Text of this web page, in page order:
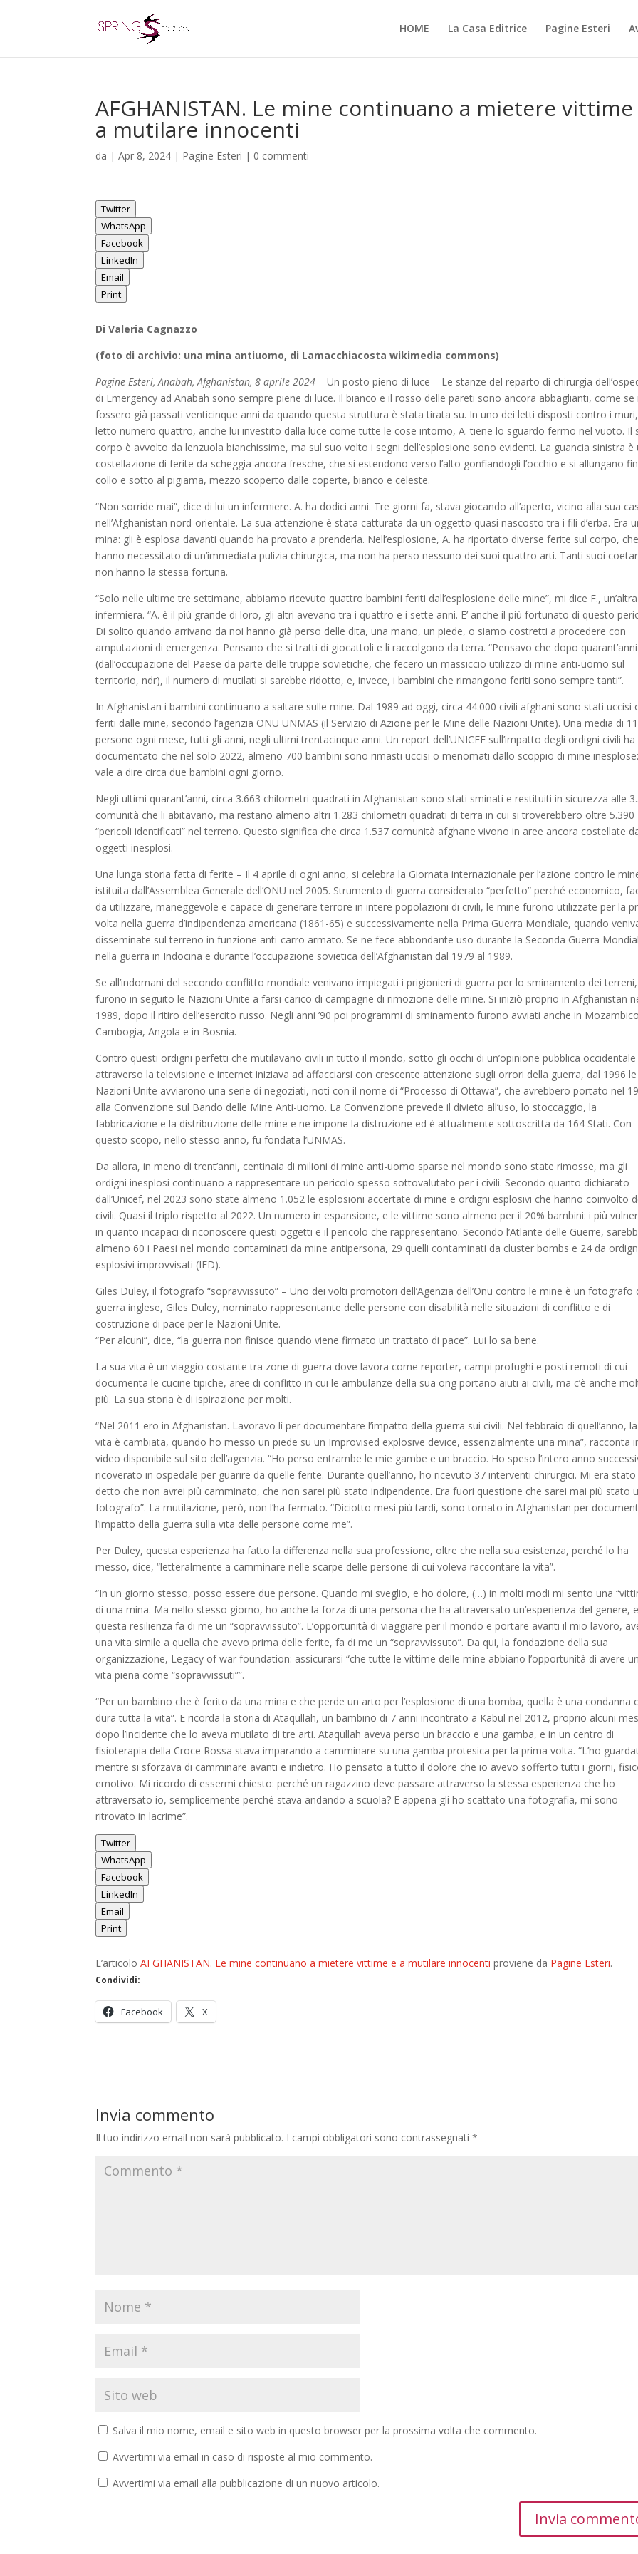
HOME La Casa Editrice Pagine Esteri
AFGHANISTAN. Le mine continuano a mietere vittime
a mutilare innocenti
da |Apr 8, 2024 | Pagine Esteri | 0 commenti
Twitter
WhatsApp
Facebook
LinkedIn
Email
Print
Di Valeria Cagnazzo
(foto di archivio: una mina antiuomo, di Lamacchiacosta wikimedia commons)
Pagine Esteri, Anabah, Afghanistan, 8 aprile 2024 – Un posto pieno di luce – Le stanze del reparto di chirurgia
di Emergency ad Anabah sono sempre piene di luce. Il bianco e il rosso delle pareti sono ancora abbaglianti, come se
fossero già passati venticinque anni da quando questa struttura è stata tirata su. In uno dei letti disposti contro i
letto numero quattro, anche lui investito dalla luce come tutte le cose intorno, A. tiene lo sguardo fermo nel vuoto. Il
corpo è avvolto da lenzuola bianchissime, ma sul suo volto i segni dell’esplosione sono evidenti. La guancia sinistra è
costellazione di ferite da scheggia ancora fresche, che si estendono verso l’alto gonfiandogli l’occhio e si allungano
collo e sotto al pigiama, mezzo scoperto dalle coperte, bianco e celeste.
“Non sorride mai”, dice di lui un infermiere. A. ha dodici anni. Tre giorni fa, stava giocando all’aperto, vicino alla sua
nell’Afghanistan nord-orientale. La sua attenzione è stata catturata da un oggetto quasi nascosto tra i fili d’erba. Era
mina: gli è esplosa davanti quando ha provato a prenderla. Nell’esplosione, A. ha riportato diverse ferite sul corpo, che
hanno necessitato di un’immediata pulizia chirurgica, ma non ha perso nessuno dei suoi quattro arti. Tanti suoi
non hanno la stessa fortuna.
“Solo nelle ultime tre settimane, abbiamo ricevuto quattro bambini feriti dall’esplosione delle mine”, mi dice F., un’altra
infermiera. “A. è il più grande di loro, gli altri avevano tra i quattro e i sette anni. E’ anche il più fortunato di questo
Di solito quando arrivano da noi hanno già perso delle dita, una mano, un piede, o siamo costretti a procedere con
amputazioni di emergenza. Pensano che si tratti di giocattoli e li raccolgono da terra. “Pensavo che dopo quarant’anni
(dall’occupazione del Paese da parte delle truppe sovietiche, che fecero un massiccio utilizzo di mine anti-uomo sul
territorio, ndr), il numero di mutilati si sarebbe ridotto, e, invece, i bambini che rimangono feriti sono sempre tanti”.
In Afghanistan i bambini continuano a saltare sulle mine. Dal 1989 ad oggi, circa 44.000 civili afghani sono stati uccisi
feriti dalle mine, secondo l’agenzia ONU UNMAS (il Servizio di Azione per le Mine delle Nazioni Unite). Una media di
persone ogni mese, tutti gli anni, negli ultimi trentacinque anni. Un report dell’UNICEF sull’impatto degli ordigni civili ha
documentato che nel solo 2022, almeno 700 bambini sono rimasti uccisi o menomati dallo scoppio di mine inesplose:
vale a dire circa due bambini ogni giorno.
Negli ultimi quarant’anni, circa 3.663 chilometri quadrati in Afghanistan sono stati sminati e restituiti in sicurezza alle
comunità che li abitavano, ma restano almeno altri 1.283 chilometri quadrati di terra in cui si troverebbero oltre 5.390
“pericoli identificati” nel terreno. Questo significa che circa 1.537 comunità afghane vivono in aree ancora costellate
oggetti inesplosi.
Una lunga storia fatta di ferite – Il 4 aprile di ogni anno, si celebra la Giornata internazionale per l’azione contro le
istituita dall’Assemblea Generale dell’ONU nel 2005. Strumento di guerra considerato “perfetto” perché economico,
da utilizzare, maneggevole e capace di generare terrore in intere popolazioni di civili, le mine furono utilizzate per la
volta nella guerra d’indipendenza americana (1861-65) e successivamente nella Prima Guerra Mondiale, quando
disseminate sul terreno in funzione anti-carro armato. Se ne fece abbondante uso durante la Seconda Guerra
nella guerra in Indocina e durante l’occupazione sovietica dell’Afghanistan dal 1979 al 1989.
Se all’indomani del secondo conflitto mondiale venivano impiegati i prigionieri di guerra per lo sminamento dei terreni,
furono in seguito le Nazioni Unite a farsi carico di campagne di rimozione delle mine. Si iniziò proprio in Afghanistan
1989, dopo il ritiro dell’esercito russo. Negli anni ’90 poi programmi di sminamento furono avviati anche in
Cambogia, Angola e in Bosnia.
Contro questi ordigni perfetti che mutilavano civili in tutto il mondo, sotto gli occhi di un’opinione pubblica occidentale
attraverso la televisione e internet iniziava ad affacciarsi con crescente attenzione sugli orrori della guerra, dal 1996 le
Nazioni Unite avviarono una serie di negoziati, noti con il nome di “Processo di Ottawa”, che avrebbero portato nel
alla Convenzione sul Bando delle Mine Anti-uomo. La Convenzione prevede il divieto all’uso, lo stoccaggio, la
fabbricazione e la distribuzione delle mine e ne impone la distruzione ed è attualmente sottoscritta da 164 Stati. Con
questo scopo, nello stesso anno, fu fondata l’UNMAS.
Da allora, in meno di trent’anni, centinaia di milioni di mine anti-uomo sparse nel mondo sono state rimosse, ma gli
ordigni inesplosi continuano a rappresentare un pericolo spesso sottovalutato per i civili. Secondo quanto dichiarato
dall’Unicef, nel 2023 sono state almeno 1.052 le esplosioni accertate di mine e ordigni esplosivi che hanno coinvolto
civili. Quasi il triplo rispetto al 2022. Un numero in espansione, e le vittime sono almeno per il 20% bambini: i più
in quanto incapaci di riconoscere questi oggetti e il pericolo che rappresentano. Secondo l’Atlante delle Guerre,
almeno 60 i Paesi nel mondo contaminati da mine antipersona, 29 quelli contaminati da cluster bombs e 24 da
esplosivi improvvisati (IED).
Giles Duley, il fotografo “sopravvissuto” – Uno dei volti promotori dell’Agenzia dell’Onu contro le mine è un fotografo
guerra inglese, Giles Duley, nominato rappresentante delle persone con disabilità nelle situazioni di conflitto e di
costruzione di pace per le Nazioni Unite.
“Per alcuni”, dice, “la guerra non finisce quando viene firmato un trattato di pace”. Lui lo sa bene.
La sua vita è un viaggio costante tra zone di guerra dove lavora come reporter, campi profughi e posti remoti di cui
documenta le cucine tipiche, aree di conflitto in cui le ambulanze della sua ong portano aiuti ai civili, ma c’è anche
più. La sua storia è di ispirazione per molti.
“Nel 2011 ero in Afghanistan. Lavoravo lì per documentare l’impatto della guerra sui civili. Nel febbraio di quell’anno,
vita è cambiata, quando ho messo un piede su un Improvised explosive device, essenzialmente una mina”, racconta
video disponibile sul sito dell’agenzia. “Ho perso entrambe le mie gambe e un braccio. Ho speso l’intero anno
ricoverato in ospedale per guarire da quelle ferite. Durante quell’anno, ho ricevuto 37 interventi chirurgici. Mi era stato
detto che non avrei più camminato, che non sarei più stato indipendente. Era fuori questione che sarei mai più stato
fotografo”. La mutilazione, però, non l’ha fermato. “Diciotto mesi più tardi, sono tornato in Afghanistan per
l’impatto della guerra sulla vita delle persone come me”.
Per Duley, questa esperienza ha fatto la differenza nella sua professione, oltre che nella sua esistenza, perché lo ha
messo, dice, “letteralmente a camminare nelle scarpe delle persone di cui voleva raccontare la vita”.
“In un giorno stesso, posso essere due persone. Quando mi sveglio, e ho dolore, (…) in molti modi mi sento una
di una mina. Ma nello stesso giorno, ho anche la forza di una persona che ha attraversato un’esperienza del genere, e
questa resilienza fa di me un “sopravvissuto”. L’opportunità di viaggiare per il mondo e portare avanti il mio lavoro,
una vita simile a quella che avevo prima delle ferite, fa di me un “sopravvissuto”. Da qui, la fondazione della sua
organizzazione, Legacy of war foundation: assicurarsi “che tutte le vittime delle mine abbiano l’opportunità di avere
vita piena come “sopravvissuti””.
“Per un bambino che è ferito da una mina e che perde un arto per l’esplosione di una bomba, quella è una condanna
dura tutta la vita”. E ricorda la storia di Ataqullah, un bambino di 7 anni incontrato a Kabul nel 2012, proprio alcuni
dopo l’incidente che lo aveva mutilato di tre arti. Ataqullah aveva perso un braccio e una gamba, e in un centro di
fisioterapia della Croce Rossa stava imparando a camminare su una gamba protesica per la prima volta. “L’ho
mentre si sforzava di camminare avanti e indietro. Ho pensato a tutto il dolore che io avevo sofferto tutti i giorni,
emotivo. Mi ricordo di essermi chiesto: perché un ragazzino deve passare attraverso la stessa esperienza che ho
attraversato io, semplicemente perché stava andando a scuola? E appena gli ho scattato una fotografia, mi sono
ritrovato in lacrime”.
Twitter
WhatsApp
Facebook
LinkedIn
Email
Print
L’articoloAFGHANISTAN. Le mine continuano a mietere vittime e a mutilare innocenti proviene da Pagine Esteri.
Condividi:
Facebook X
Invia commento
Il tuo indirizzo email non sarà pubblicato. I campi obbligatori sono contrassegnati*
Salva il mio nome, email e sito web in questo browser per la prossima volta che commento.
Avvertimi via email in caso di risposte al mio commento.
Avvertimi via email alla pubblicazione di un nuovo articolo.